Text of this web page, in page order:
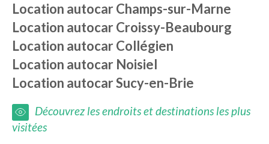
Location autocarChamps-sur-Marne
Location autocarCroissy-Beaubourg
Location autocarCollégien
Location autocar Noisiel
Location autocarSucy-en-Brie
Découvrez les endroits et destinations les plus
visitées